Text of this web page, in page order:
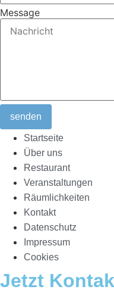
Message
senden
Startseite
Über uns
Restaurant
Veranstaltungen
Räumlichkeiten
Kontakt
Datenschutz
Impressum
Cookies
Jetzt